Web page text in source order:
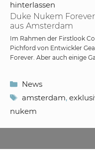
Duke Nukem
aus Amsterdam
hinterlassen
Im Rahmen der Firstlook
Pichford von Entwickler
Forever. Aber auch einige
Kategorien
News
Schlagwörter
amsterdam,
nukem